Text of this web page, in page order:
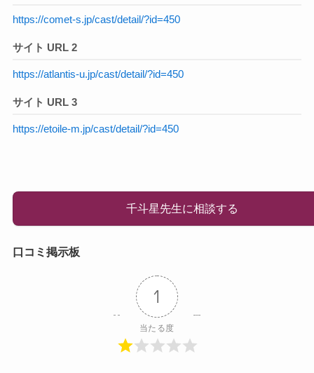
https://comet-s.jp/cast/detail/?id=450
サイト URL 2
https://atlantis-u.jp/cast/detail/?id=450
サイト URL 3
https://etoile-m.jp/cast/detail/?id=450
千斗星先生に相談する
口コミ掲示板
1
当たる度